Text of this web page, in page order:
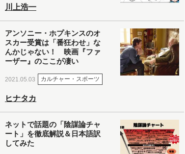
川上浩一
アンソニー・ホプキンスのオ
スカー受賞は「番狂わせ」な
んかじゃない！ 映画『ファ
ーザー』のここが凄い
2021.05.03 カルチャー・スポーツ
ヒナタカ
ネットで話題の「陰謀論チャ
ート」を徹底解説＆日本語訳
してみた